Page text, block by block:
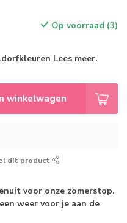
Op voorraad (3)
Lees meer.
winkelwagen
dit product
voor onze zomerstop.
weer voor je aan de